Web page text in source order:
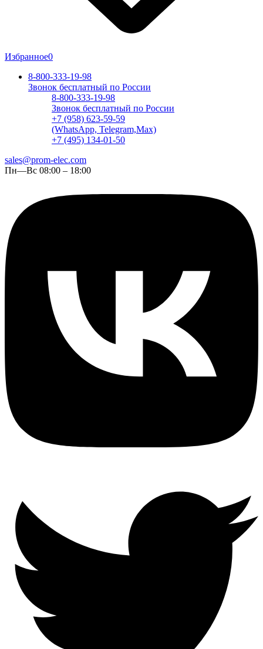
Избранное0
8-800-333-19-98
Звонок бесплатный по России
8-800-333-19-98
Звонок бесплатный по России
+7 (958) 623-59-59
(WhatsApp, Telegram,Max)
+7 (495) 134-01-50
sales@prom-elec.com
Пн—Вс 08:00 – 18:00